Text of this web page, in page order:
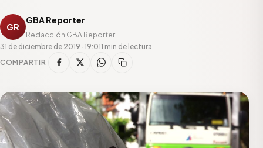
GR
GBA Reporter
Redacción GBA Reporter
31 de diciembre de 2019 · 19:011 min de lectura
COMPARTIR